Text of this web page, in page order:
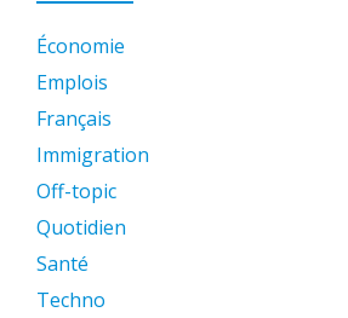
Économie
Emplois
Français
Immigration
Off-topic
Quotidien
Santé
Techno